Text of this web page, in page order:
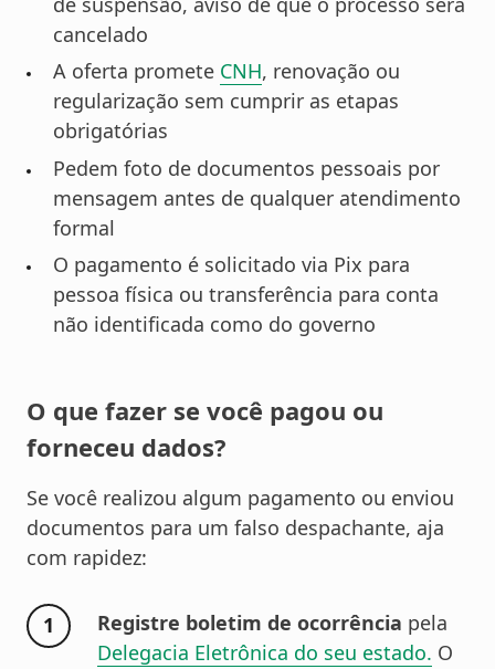
cancelado
A oferta promete CNH, renovação ou
regularização sem cumprir as etapas
obrigatórias
Pedem foto de documentos pessoais por
mensagem antes de qualquer atendimento
formal
O pagamento é solicitado via Pix para
pessoa física ou transferência para conta
não identificada como do governo
O que fazer se você pagou ou
forneceu dados?
Se você realizou algum pagamento ou enviou
documentos para um falso despachante, aja
com rapidez:
Registre boletim de ocorrência pela
Delegacia Eletrônica do seu estado. O